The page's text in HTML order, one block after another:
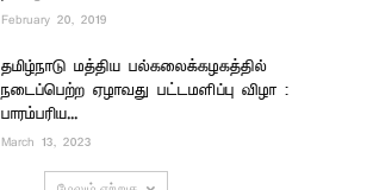
February 20, 2019
தமிழ்நாடு மத்திய பல்கலைக்கழகத்தில்
நடைப்பெற்ற ஏழாவது பட்டமளிப்பு விழா :
பாரம்பரிய...
March 13, 2023